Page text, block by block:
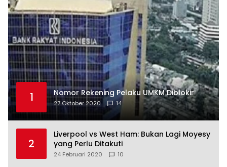
1 Nomor Rekening Pelaku UMKM Diblokir
27 Oktober 2020 14
2
Liverpool vs West Ham: Bukan Lagi Moyesy
yang Perlu Ditakuti
24 Februari 2020 10